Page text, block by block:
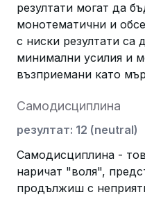
резултати могат да
монотематични и
с ниски резултати са
минимални усилия и
възприемани като
Самодисциплина
резултат: 12 (neutral)
Самодисциплина -
наричат "воля",
продължиш с